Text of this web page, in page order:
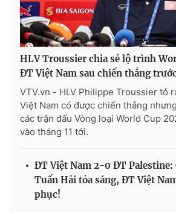
HLV Troussier chia sẻ lộ trình
ĐT Việt Nam sau chiến thắng
VTV.vn - HLV Philippe Troussier tỏ
Việt Nam có được chiến thắng
các trận đấu Vòng loại World Cup
vào tháng 11 tới.
ĐT Việt Nam 2-0 ĐT Palestine:
Tuấn Hải tỏa sáng, ĐT Việt
phục!